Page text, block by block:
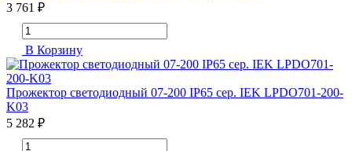
3 761 ₽
В Корзину
Прожектор светодиодный 07-200 IP65 сер. IEK LPDO701-200-
K03
5 282 ₽